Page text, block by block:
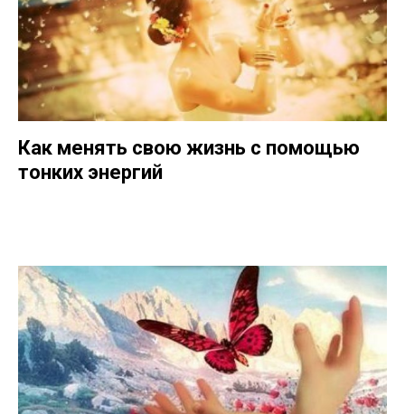
Как менять свою жизнь с помощью
тонких энергий